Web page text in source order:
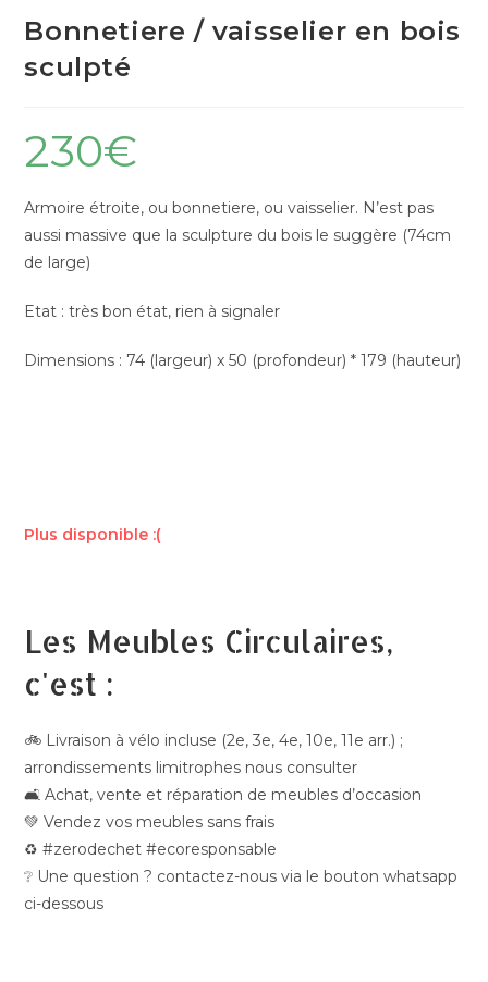
Bonnetiere / vaisselier en bois
sculpté
230€
Armoire étroite, ou bonnetiere, ou vaisselier. N’est pas
aussi massive que la sculpture du bois le suggère (74cm
de large)
Etat : très bon état, rien à signaler
Dimensions : 74 (largeur) x 50 (profondeur) * 179 (hauteur)
Plus disponible :(
Les Meubles Circulaires,
c'est :
🚲 Livraison à vélo incluse (2e, 3e, 4e, 10e, 11e arr.) ;
arrondissements limitrophes nous consulter
🛋️ Achat, vente et réparation de meubles d’occasion
💚 Vendez vos meubles sans frais
♻️ #zerodechet #ecoresponsable
❔ Une question ? contactez-nous via le bouton whatsapp
ci-dessous